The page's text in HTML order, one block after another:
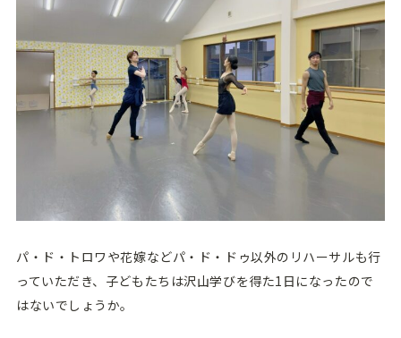
パ・ド・トロワや花嫁などパ・ド・ドゥ以外のリハーサルも行
っていただき、子どもたちは沢山学びを得た1日になったので
はないでしょうか。